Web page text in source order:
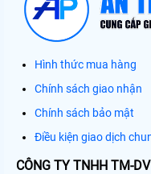
Hình thức mua hàng
Chính sách giao nhận
Chính sách bảo mật
Điều kiện giao dịch
CÔNG TY TNHH TM-